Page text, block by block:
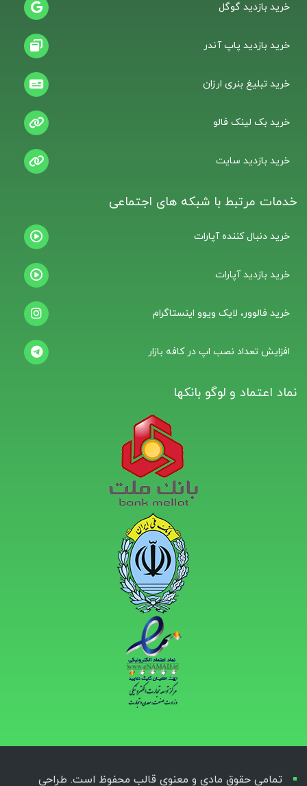
خرید بازدید گوگل
خرید بازدید پاپ آندر
خرید تبلیغ بنری ارزان
خرید بک لینک فالو
خرید بازدید سایت
خدمات مرتبط با شبکه های اجتماعی
خرید دنبال کننده آپارات
خرید بازدید آپارات
خرید فالوور، لایک ویوو اینستاگرام
افزایش تعداد نصب اپ در کافه بازار
نماد اعتماد و لوگو بانکها
تمامی حقوق مادی و معنوی قالب محفوظ است. طراحی